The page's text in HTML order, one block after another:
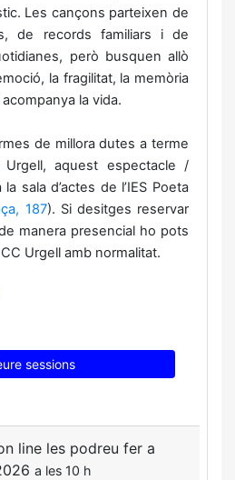
Les cançons parteixen de
de records familiars i de
però busquen allò
la fragilitat, la memòria
la vida.
de millora dutes a terme
Urgell, aquest espectacle /
sala d’actes de l’IES Poeta
187). Si desitges reservar
manera presencial ho pots
Urgell amb normalitat.
sessions
line les podreu fer a
a les 10 h